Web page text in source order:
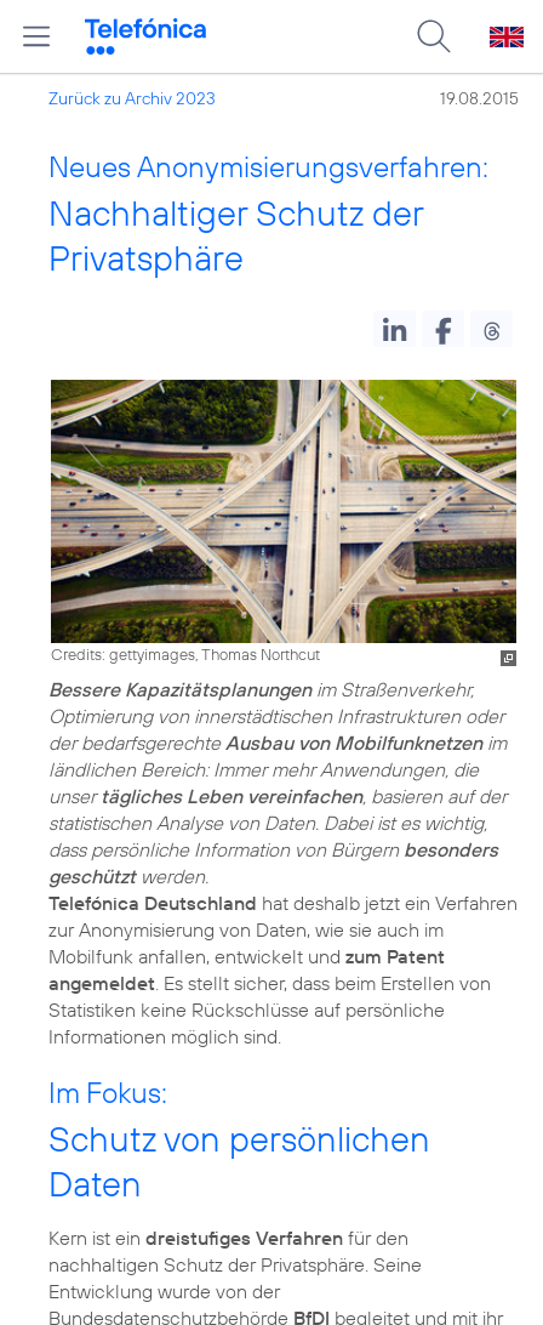
Zurück zu Archiv 2023 19.08.2015
Neues Anonymisierungsverfahren:
Nachhaltiger Schutz der
Privatsphäre
Credits: gettyimages, Thomas Northcut
Bessere Kapazitätsplanungenim Straßenverkehr,
Optimierung von innerstädtischen Infrastrukturen oder
der bedarfsgerechteAusbau von Mobilfunknetzenim
ländlichen Bereich: Immer mehr Anwendungen, die
unser tägliches Leben vereinfachen, basieren auf der
statistischen Analyse von Daten. Dabei ist es wichtig,
dass persönliche Information von Bürgern besonders
geschütztwerden.
Telefónica Deutschland hat deshalb jetzt ein Verfahren
zur Anonymisierung von Daten, wie sie auch im
Mobilfunk anfallen, entwickelt und zum Patent
angemeldet . Es stellt sicher, dass beim Erstellen von
Statistiken keine Rückschlüsse auf persönliche
Informationen möglich sind.
Im Fokus:
Schutz von persönlichen
Daten
Kern ist ein dreistufiges Verfahren für den
nachhaltigen Schutz der Privatsphäre. Seine
Entwicklung wurde von der
Bundesdatenschutzbehörde BfDI begleitet und mit ihr